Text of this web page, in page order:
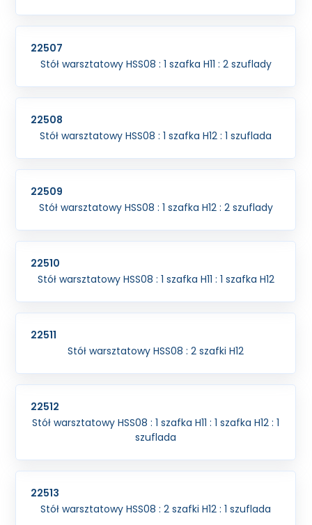
22507
Stół warsztatowy HSS08 : 1 szafka H11 : 2 szuflady
22508
Stół warsztatowy HSS08 : 1 szafka H12 : 1 szuflada
22509
Stół warsztatowy HSS08 : 1 szafka H12 : 2 szuflady
22510
Stół warsztatowy HSS08 : 1 szafka H11 : 1 szafka H12
22511
Stół warsztatowy HSS08 : 2 szafki H12
22512
Stół warsztatowy HSS08 : 1 szafka H11 : 1 szafka H12 : 1
szuflada
22513
Stół warsztatowy HSS08 : 2 szafki H12 : 1 szuflada